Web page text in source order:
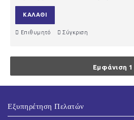
ΚΑΛΆΘΙ
Επιθυμητό Σύγκριση
Εμφάνιση
Εξυπηρέτηση Πελατών